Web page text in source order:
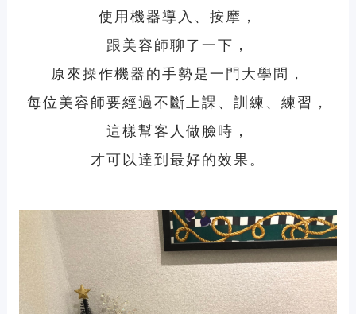
使用機器導入、按摩，
跟美容師聊了一下，
原來操作機器的手勢是一門大學問，
每位美容師要經過不斷上課、訓練、練習，
這樣幫客人做臉時，
才可以達到最好的效果。